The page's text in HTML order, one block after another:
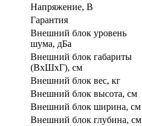
Напряжение, В
Гарантия
Внешний блок уровень
шума, дБа
Внешний блок габариты
(ВхШхГ), см
Внешний блок вес, кг
Внешний блок высота, см
Внешний блок ширина, см
Внешний блок глубина, см